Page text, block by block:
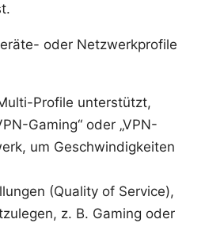
oder Netzwerkprofile
Profile unterstützt,
Gaming“ oder „VPN-
um Geschwindigkeiten
(Quality of Service),
z. B. Gaming oder